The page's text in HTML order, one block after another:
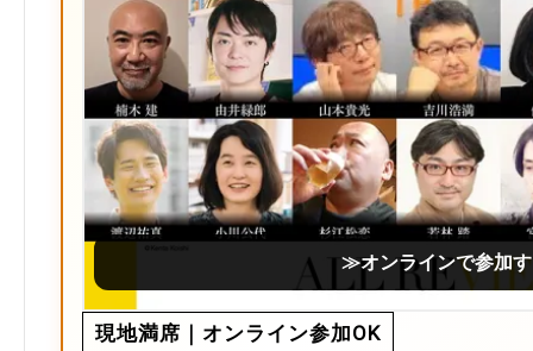
≫オンラインで参加
現地満席｜オンライン参加OK